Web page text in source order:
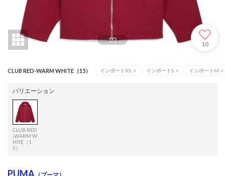
1/2
10
CLUB RED-WARM WHITE（15） インポートXS × インポートS × インポートM ×
バリエーション
CLUB RED
-WARM W
HITE（1
5）
PUMA